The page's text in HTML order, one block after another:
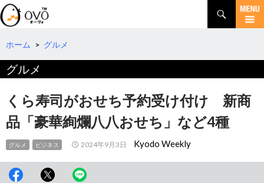
検
索
コ
テ
ツ
へ
ホーム > グルメ
グルメ
くら寿司がおせち予約受け付け 新商
品「豪華絢爛八八おせち」など4種
グルメ ビジネス 2024年9月3日 Kyodo Weekly